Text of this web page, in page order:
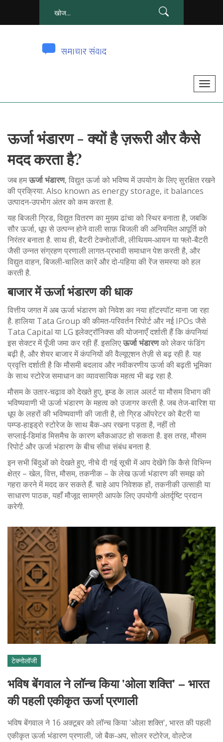
टॉ
त
ना
ऊर्जा भंडारण - क्यों है ज़रूरी और कैसे
मदद करता है?
जब हमऊर्जा भंडारण, विद्युत ऊर्जा को भविष्य में उपयोग के लिए सुरक्षित रखने
की प्रक्रिया. Also known as energy storage, it balances
उत्पादन‑उपभोग अंतर को कम करता है.
यहबिजली ग्रिड, विद्युत वितरण का मुख्य ढांचाको स्थिर बनाता है, जबकि
सौर ऊर्जा, धूप से उत्पन्न होने वाली साफ़ बिजलीकी अनियमित आपूर्ति को
निरंतर बनाता है. साथ ही, बैटरी टेक्नोलॉजी, लीथियम‑आयन या फ्लो‑बैटरी
जैसी उन्नत संग्रहण प्रणालीलागत‑प्रभावी समाधान पेश करती है, और
विद्युत वाहन, बिजली‑चालित कारें और दो‑पहियाकी रेंज समस्या को हल
करती है.
बाजार में ऊर्जा भंडारण की धाक
वित्तीय जगत में अब ऊर्जा भंडारण को निवेश का नया हॉटस्पॉट माना जा रहा
है. हालिया Tata Group की कीमत‑परिवर्तन रिपोर्ट और नई IPOs जैसे
Tata Capital या LG इलेक्ट्रॉनिक्स की योजनाएँ दर्शाती हैं कि कंपनियां
इस सेक्टर में पूँजी जमा कर रही हैं. इसलिएऊर्जा भंडारणको लेकर फंडिंग
बढ़ी है, और शेयर बाजार में कंपनियों की वैल्यूएशन तेज़ी से बढ़ रही है. यह
प्रवृत्ति दर्शाती है कि मौसमी बदलाव और नवीकरणीय ऊर्जा की बढ़ती भूमिका
के साथ स्टोरेज समाधान का व्यावसायिक महत्व भी बढ़ रहा है.
मौसम के उतार‑चढ़ाव को देखते हुए, इम्ड के लाल अलर्ट या मौसम विभाग की
भविष्यवाणी भी ऊर्जा भंडारण के महत्व को उजागर करती है. जब तेज‑बारिश या
धूप के लहरों की भविष्यवाणी की जाती है, तो ग्रिड ऑपरेटर को बैटरी या
पम्प्ड‑हाइड्रो स्टोरेज के साथ बैक‑अप रखना पड़ता है, नहीं तो
सप्लाई‑डिमांड मिसमैच के कारण ब्लैकआउट हो सकता है. इस तरह, मौसम
रिपोर्ट और ऊर्जा भंडारण के बीच सीधा संबंध बनता है.
इन सभी बिंदुओं को देखते हुए, नीचे दी गई सूची में आप देखेंगे कि कैसे विभिन्न
क्षेत्र – खेल, वित्त, मौसम, तकनीक – के लेख ऊर्जा भंडारण की समझ को
गहरा करने में मदद कर सकते हैं. चाहे आप निवेशक हों, तकनीकी उत्साही या
साधारण पाठक, यहाँ मौजूद सामग्री आपके लिए उपयोगी अंतर्दृष्टि प्रदान
करेगी.
टेक्नोलॉजी
भविष बेंगवाल ने लॉन्च किया 'ओला शक्ति' – भारत
की पहली एकीकृत ऊर्जा प्रणाली
भविष बेंगवाल ने 16 अक्टूबर को लॉन्च किया 'ओला शक्ति', भारत की पहली
एकीकृत ऊर्जा भंडारण प्रणाली, जो बैक‑अप, सोलर स्टोरेज, वोल्टेज